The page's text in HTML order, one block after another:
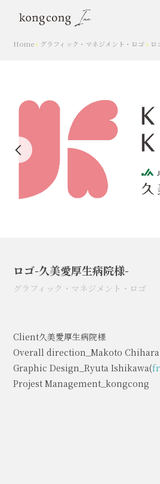
Home › グラフィック ・ マネジメント ・ ロゴ › ロ
ロゴ-久美愛厚生病院様-
グラフィック ・ マネジメント ・ ロゴ
Client久美愛厚生病院様
Overall direction_Makoto Chihara
Graphic Design_Ryuta Ishikawa(
Projest Management_kongcong